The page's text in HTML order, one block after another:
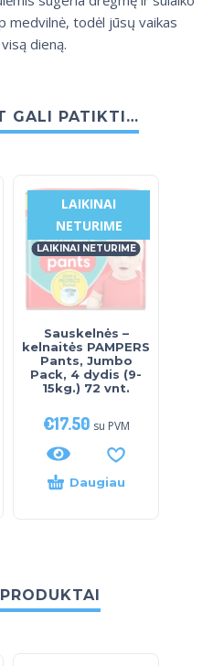
medvilnė, todėl jūsų vaikas
dieną.
GALI PATIKTI…
LAIKINAI
NETURIME
LAIKINAI NETURIME
Sauskelnės –
kelnaitės PAMPERS
Pants, Jumbo
Pack, 4 dydis (9-
15kg.) 72 vnt.
€17.50 su PVM
Daugiau